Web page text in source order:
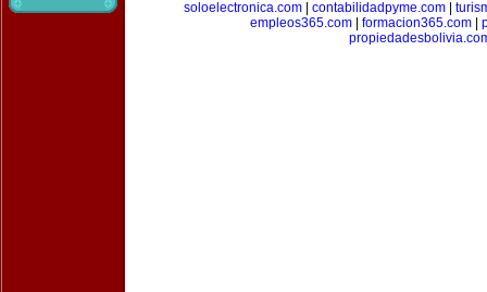
soloelectronica.com
contabilidadpyme.com
empleos365.com
formacion365.com